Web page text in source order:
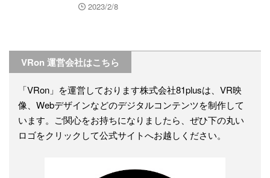
2023/2/8
VRon 運営会社はこちら
「VRon」を運営しております株式会社81plusは、VR映
像、Webデザインなどのデジタルコンテンツを制作して
います。ご関心をお持ちになりましたら、ぜひ下の丸い
ロゴをクリックして公式サイトへお越しください。